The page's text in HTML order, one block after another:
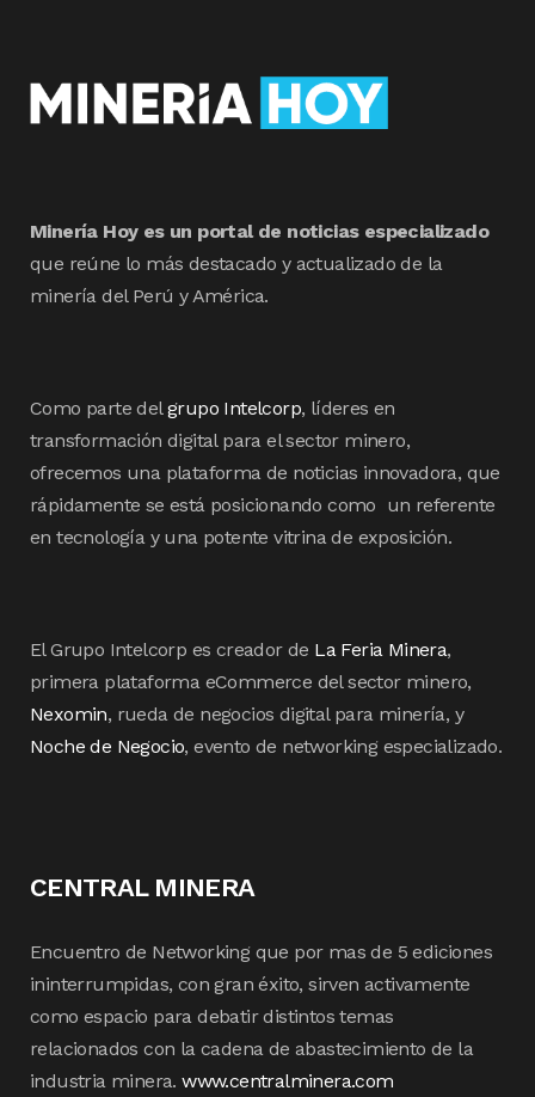
Minería Hoy es un portal de noticias especializado
que reúne lo más destacado y actualizado de la
minería del Perú y América.
Como parte delgrupo Intelcorp, líderes en
transformación digital para el sector minero,
ofrecemos una plataforma de noticias innovadora, que
rápidamente se está posicionando como un referente
en tecnología y una potente vitrina de exposición.
El Grupo Intelcorp es creador de La Feria Minera,
primera plataforma eCommerce del sector minero,
Nexomin, rueda de negocios digital para minería, y
Noche de Negocio, evento de networking especializado.
CENTRAL MINERA
Encuentro de Networking que por mas de 5 ediciones
ininterrumpidas, con gran éxito, sirven activamente
como espacio para debatir distintos temas
relacionados con la cadena de abastecimiento de la
industria minera.www.centralminera.com